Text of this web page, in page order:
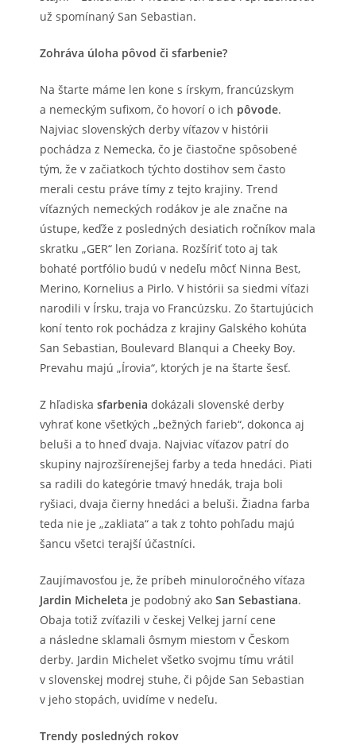
už spomínaný San Sebastian.
Zohráva úloha pôvod či sfarbenie?
Na štarte máme len kone s írskym, francúzskym
a nemeckým sufixom, čo hovorí o ich pôvode.
Najviac slovenských derby víťazov v histórii
pochádza z Nemecka, čo je čiastočne spôsobené
tým, že v začiatkoch týchto dostihov sem často
merali cestu práve tímy z tejto krajiny. Trend
víťazných nemeckých rodákov je ale značne na
ústupe, keďže z posledných desiatich ročníkov mala
skratku „GER“ len Zoriana. Rozšíriť toto aj tak
bohaté portfólio budú v nedeľu môcť Ninna Best,
Merino, Kornelius a Pirlo. V histórii sa siedmi víťazi
narodili v Írsku, traja vo Francúzsku. Zo štartujúcich
koní tento rok pochádza z krajiny Galského kohúta
San Sebastian, Boulevard Blanqui a Cheeky Boy.
Prevahu majú „Írovia“, ktorých je na štarte šesť.
Z hľadiska sfarbenia dokázali slovenské derby
vyhrať kone všetkých „bežných farieb“, dokonca aj
beluši a to hneď dvaja. Najviac víťazov patrí do
skupiny najrozšírenejšej farby a teda hnedáci. Piati
sa radili do kategórie tmavý hnedák, traja boli
ryšiaci, dvaja čierny hnedáci a beluši. Žiadna farba
teda nie je „zakliata“ a tak z tohto pohľadu majú
šancu všetci terajší účastníci.
Zaujímavosťou je, že príbeh minuloročného víťaza
Jardin Micheleta je podobný ako San Sebastiana.
Obaja totiž zvíťazili v českej Velkej jarní cene
a následne sklamali ôsmym miestom v Českom
derby. Jardin Michelet všetko svojmu tímu vrátil
v slovenskej modrej stuhe, či pôjde San Sebastian
v jeho stopách, uvidíme v nedeľu.
Trendy posledných rokov